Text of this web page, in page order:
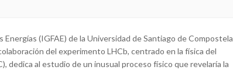
(IGFAE) de la Universidad de Santiago de Compostela
del experimento LHCb, centrado en la física del
dedica al estudio de un inusual proceso físico que revelaría la